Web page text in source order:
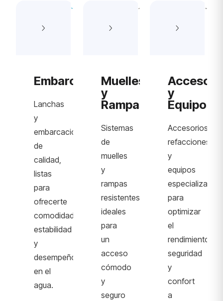
Embarcaciones
Lanchas
y
embarcaciones
de
calidad,
listas
para
ofrecerte
comodidad,
estabilidad
y
desempeño
en el
agua.
Muelles
y
Rampas
Sistemas
de
muelles
y
rampas
resistentes,
ideales
para
un
acceso
cómodo
y
seguro
y
Equipos
Accesorios,
refacciones
y
equipos
especializados
para
optimizar
el
rendimiento,
seguridad
y
confort
a